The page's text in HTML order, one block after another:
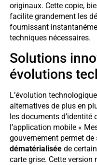
originaux. Cette copie,
facilite grandement les
fournissant
techniques nécessaires.
Solutions
évolutions
L’évolution
alternatives de plus en
les documents d’identité
l’application mobile «
gouvernement permet de
dématérialisée de
carte grise. Cette version